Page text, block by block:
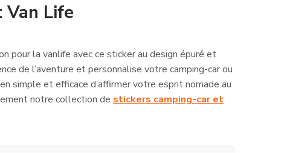
Life
pour la vanlife avec ce sticker au design épuré et
de l’aventure et personnalise votre camping-car ou
simple et efficace d’affirmer votre esprit nomade au
notre collection de stickers camping-car et